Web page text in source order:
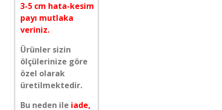
3-5 cm hata-kesim
payı mutlaka
veriniz.
Ürünler sizin
ölçülerinize göre
özel olarak
üretilmektedir.
Bu neden ile iade,